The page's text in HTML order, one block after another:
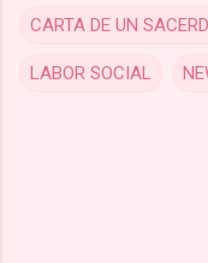
CARTA DE UN
LABOR SOCIAL